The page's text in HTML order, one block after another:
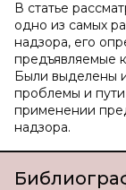
В статье
одно из самых
надзора, его
предъявляемые
Были выделены
проблемы и
применении
надзора.